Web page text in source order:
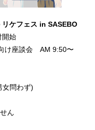
リケフェス in SASEBO
開始
け座談会 AM 9:50〜
女問わず)
ん